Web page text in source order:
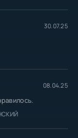
30.07.25
08.04.25